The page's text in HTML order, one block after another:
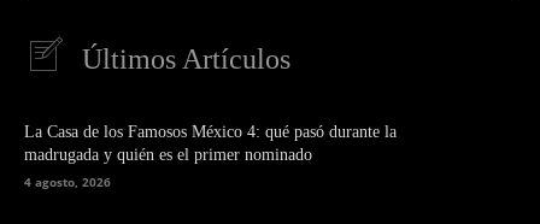
Últimos Artículos
La Casa de los Famosos México 4: qué pasó durante la
madrugada y quién es el primer nominado
4 agosto, 2026